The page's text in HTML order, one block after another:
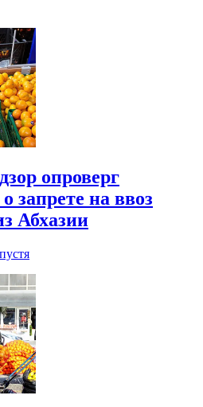
опроверг
запрете на ввоз
Абхазии